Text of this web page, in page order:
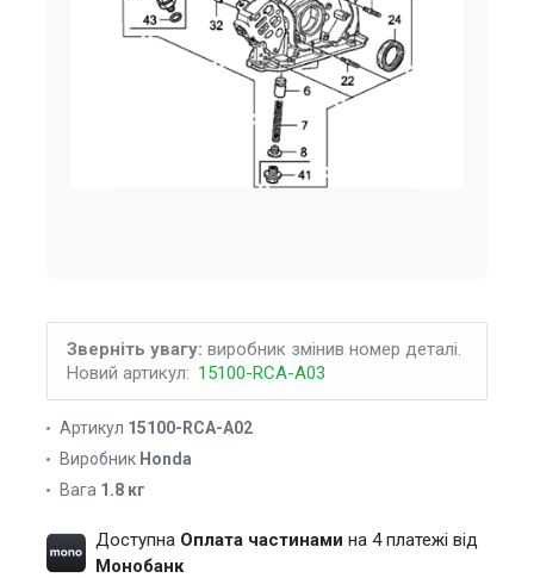
Зверніть увагу: виробник змінив номер деталі.
Новий артикул: 15100-RCA-A03
Артикул 15100-RCA-A02
Виробник Honda
Вага 1.8 кг
Доступна Оплата частинами на 4 платежі від
Монобанк